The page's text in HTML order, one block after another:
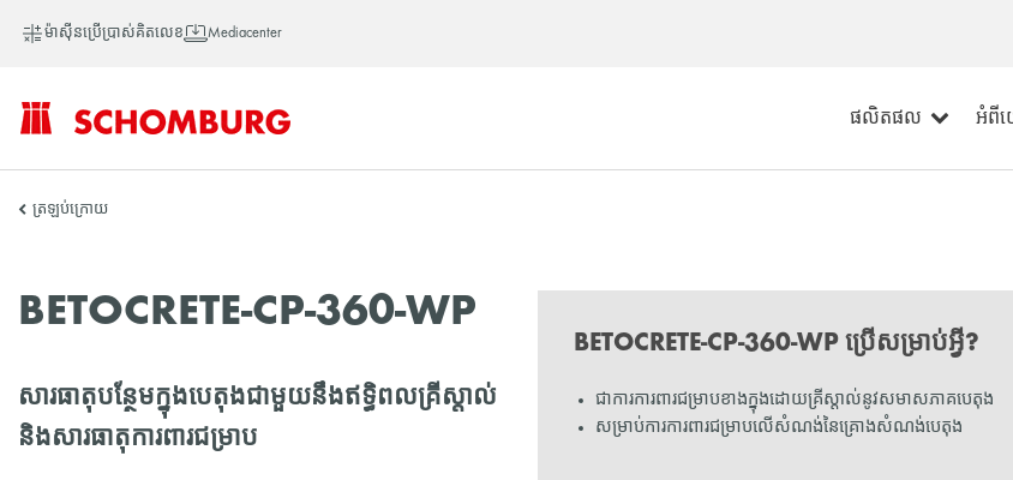
ម៉ាស៊ីនប្រើប្រាស់គិតលេខ Mediacenter
SCHOMBURG
ផលិតផល អំពី
ត្រឡប់ក្រោយ
BETOCRETE-CP-360-WP
សារធាតុបន្ថែមក្នុងបេតុងជាមួយនឹងឥទ្ធិពលគ្រីស្តាល់
និងសារធាតុការពារជម្រាប
BETOCRETE-CP-360-WP ប្រើសម្រាប់អ្វី?
ជាការការពារជម្រាបខាងក្នុងដោយគ្រីស្តាល់នូវសមាសភាគបេតុង
សម្រាប់ការការពារជម្រាបលើសំណង់នៃគ្រោងសំណង់បេតុង